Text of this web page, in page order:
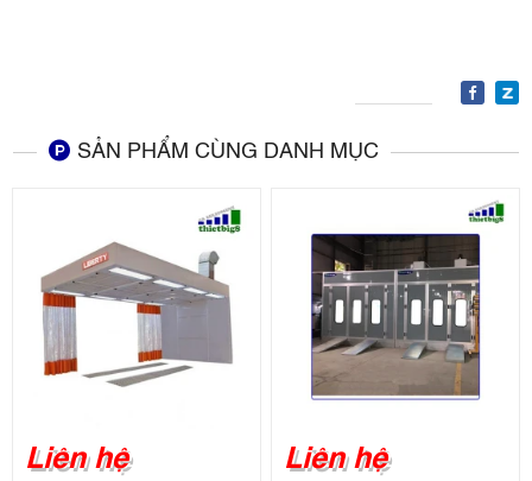
SẢN PHẨM CÙNG DANH MỤC
Liên hệ Liên hệ